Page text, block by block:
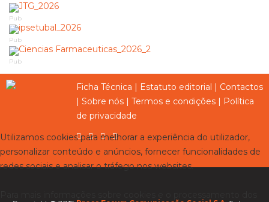
Pub
Pub
Pub
Ficha Técnica | Estatuto editorial | Contactos
| Sobre nós | Termos e condições | Política
de privacidade
Utilizamos cookies para melhorar a experiência do utilizador,
personalizar conteúdo e anúncios, fornecer funcionalidades de
redes sociais e analisar o tráfego nos websites.